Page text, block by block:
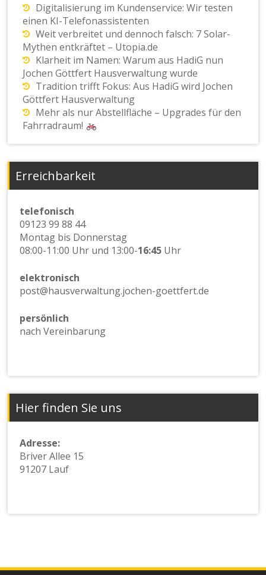
Digitalisierung im Kundenservice: Wir testen
einen KI-Telefonassistenten
Weit verbreitet und dennoch falsch: 7 Solar-
Mythen entkräftet – Utopia.de
Klarheit im Namen: Warum aus HadiG nun
Jochen Göttfert Hausverwaltung wurde
Tradition trifft Fokus: Aus HadiG wird Jochen
Göttfert Hausverwaltung
Mehr als nur Abstellfläche – Upgrades für den
Fahrradraum!
Erreichbarkeit
telefonisch
09123 99 88 44
Montag bis Donnerstag
08:00-11:00 Uhr und 13:00-16:45 Uhr
elektronisch
post@hausverwaltung.jochen-goettfert.de
persönlich
nach Vereinbarung
Hier finden Sie uns
Adresse:
Briver Allee 15
91207 Lauf